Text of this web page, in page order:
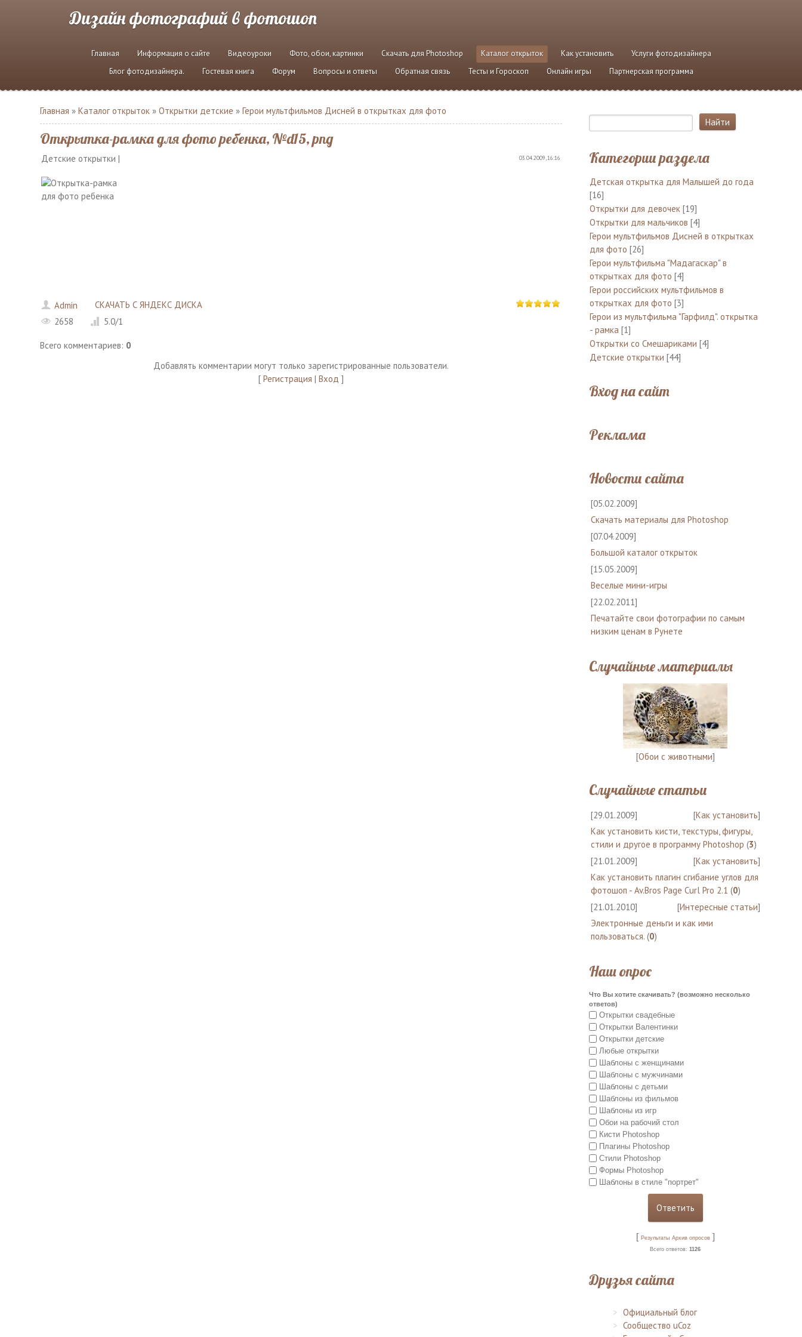
Дизайн фотографий в фотошоп
Главная Информация о сайте Видеоуроки Фото, обои, картинки Скачать для Photoshop Каталог открыток Как установить
Услуги фотодизайнера
Блог фотодизайнера.
Гостевая книга Форум Вопросы и ответы Обратная связь Тесты и Гороскоп Онлайн игры Партнерская программа
Главная »Каталог открыток »Открытки детские »Герои мультфильмов Дисней в открытках для фото
Открытка-рамка для фото ребенка, №d15, png
Детские открытки | 03.04.2009, 16:16
Admin
СКАЧАТЬ С ЯНДЕКС ДИСКА
2658
5.0/1
Всего комментариев: 0
Добавлять комментарии могут только зарегистрированные пользователи.
[ Регистрация | Вход ]
Категории раздела
Детская открытка для Малышей до года
[16]
Открытки для девочек [19]
Открытки для мальчиков [4]
Герои мультфильмов Дисней в открытках
для фото [26]
Герои мультфильма "Мадагаскар" в
открытках для фото [4]
Герои российских мультфильмов в
открытках для фото [3]
Герои из мультфильма "Гарфилд". открытка
- рамка [1]
Открытки со Смешариками [4]
Детские открытки [44]
Вход на сайт
Реклама
Новости сайта
[05.02.2009]
Скачать материалы для Photoshop
[07.04.2009]
Большой каталог открыток
[15.05.2009]
Веселые мини-игры
[22.02.2011]
Печатайте свои фотографии по самым
низким ценам в Рунете
Случайные материалы
[Обои с животными]
Случайные статьи
[29.01.2009] [Как установить]
Как установить кисти, текстуры, фигуры,
стили и другое в программу Photoshop (3)
[21.01.2009]
[Как установить]
Как установить плагин сгибание углов для
фотошоп - Av.Bros Page Curl Pro 2.1 (0)
[21.01.2010]
[Интересные статьи]
Электронные деньги и как ими
пользоваться. (0)
Наш опрос
Что Вы хотите скачивать? (возможно несколько
ответов)
Открытки свадебные
Открытки Валентинки
Открытки детские
Любые открытки
Шаблоны с женщинами
Шаблоны с мужчинами
Шаблоны с детьми
Шаблоны из фильмов
Шаблоны из игр
Обои на рабочий стол
Кисти Photoshop
Плагины Photoshop
Стили Photoshop
Формы Photoshop
Шаблоны в стиле "портрет"
[ Результаты Архив опросов]
Всего ответов:1126
Друзья сайта
Официальный блог
Сообщество uCoz